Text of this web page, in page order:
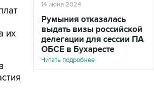
14 июня 2024
Румыния отказалась
выдать визы российской
делегации для сессии ПА
ОБСЕ в Бухаресте
Читать подробнее
их